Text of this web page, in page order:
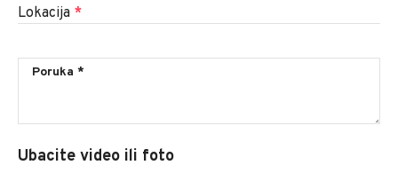
Lokacija *
Ubacite video ili foto